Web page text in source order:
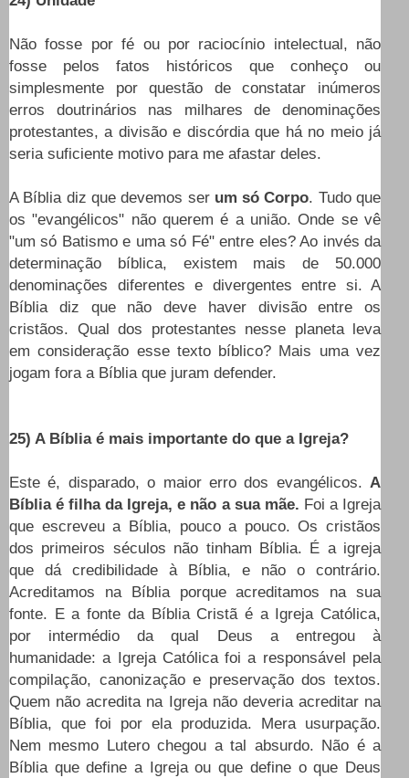
Não fosse por fé ou por raciocínio intelectual, não
fosse pelos fatos históricos que conheço ou
simplesmente por questão de constatar inúmeros
erros doutrinários nas milhares de denominações
protestantes, a divisão e discórdia que há no meio já
seria suficiente motivo para me afastar deles.
A Bíblia diz que devemos ser um só Corpo. Tudo que
os "evangélicos" não querem é a união. Onde se vê
"um só Batismo e uma só Fé" entre eles? Ao invés da
determinação bíblica, existem mais de 50.000
denominações diferentes e divergentes entre si. A
Bíblia diz que não deve haver divisão entre os
cristãos. Qual dos protestantes nesse planeta leva
em consideração esse texto bíblico? Mais uma vez
jogam fora a Bíblia que juram defender.
25) A Bíblia é mais importante do que a Igreja?
Este é, disparado, o maior erro dos evangélicos. A
Bíblia é filha da Igreja, e não a sua mãe. Foi a Igreja
que escreveu a Bíblia, pouco a pouco. Os cristãos
dos primeiros séculos não tinham Bíblia. É a igreja
que dá credibilidade à Bíblia, e não o contrário.
Acreditamos na Bíblia porque acreditamos na sua
fonte. E a fonte da Bíblia Cristã é a Igreja Católica,
por intermédio da qual Deus a entregou à
humanidade: a Igreja Católica foi a responsável pela
compilação, canonização e preservação dos textos.
Quem não acredita na Igreja não deveria acreditar na
Bíblia, que foi por ela produzida. Mera usurpação.
Nem mesmo Lutero chegou a tal absurdo. Não é a
Bíblia que define a Igreja ou que define o que Deus